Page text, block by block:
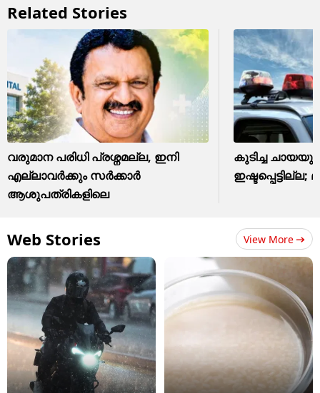
Related Stories
വരുമാന പരിധി പ്രശ്നമല്ല, ഇനി
എല്ലാവർക്കും സർക്കാർ
ആശുപത്രികളിലെ
കുടിച്ച
ഇഷ്ടപ്പെട്ടില്ല;
Web Stories View More